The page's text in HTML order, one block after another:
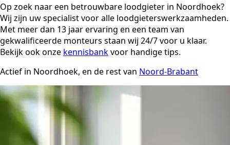
Op zoek naar een betrouwbare loodgieter in Noordhoek?
Wij zijn uw specialist voor alle loodgieterswerkzaamheden.
Met meer dan 13 jaar ervaring en een team van
gekwalificeerde monteurs staan wij 24/7 voor u klaar.
Bekijk ook onze kennisbankvoor handige tips.
Actief in Noordhoek, en de rest van Noord-Brabant